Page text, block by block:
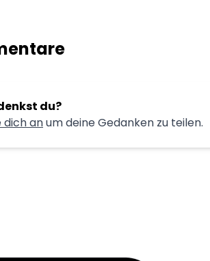
du?
dich anum deine Gedanken zu teilen.